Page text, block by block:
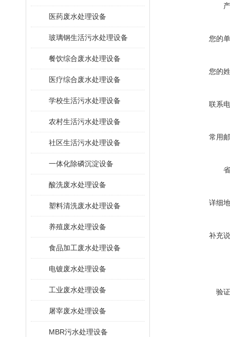
医药废水处理设备
玻璃钢生活污水处理设备
餐饮综合废水处理设备
医疗综合废水处理设备
学校生活污水处理设备
农村生活污水处理设备
社区生活污水处理设备
一体化除磷沉淀设备
酸洗废水处理设备
塑料清洗废水处理设备
养殖废水处理设备
食品加工废水处理设备
电镀废水处理设备
工业废水处理设备
屠宰废水处理设备
MBR污水处理设备
您的
您的
联系
常用
详细
补充
验